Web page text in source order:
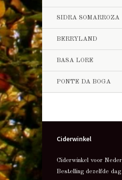
SIDRA SOMARROZA
BERRYLAND
BASA LORE
PONTE DA BOGA
Ciderwinkel
Ciderwinkel voor
Bestelling dezelfde